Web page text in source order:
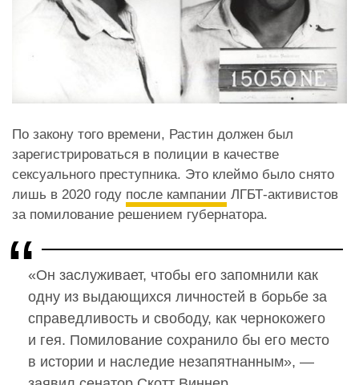
По закону того времени, Растин должен был
зарегистрироваться в полиции в качестве
сексуального преступника. Это клеймо было снято
лишь в 2020 году после кампании ЛГБТ-активистов
за помилование решением губернатора.
«Он заслуживает, чтобы его запомнили как
одну из выдающихся личностей в борьбе за
справедливость и свободу, как чернокожего
и гея. Помилование сохранило бы его место
в истории и наследие незапятнанным», —